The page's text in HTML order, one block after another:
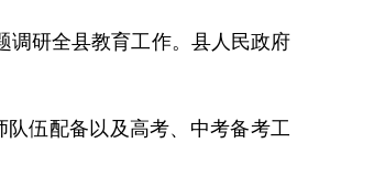
调研全县教育工作。县人民政府
伍配备以及高考、中考备考工